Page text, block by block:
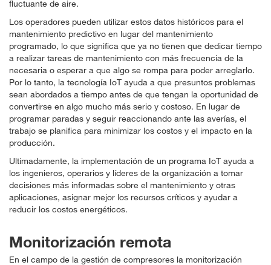
fluctuante de aire.
Los operadores pueden utilizar estos datos históricos para el
mantenimiento predictivo en lugar del mantenimiento
programado, lo que significa que ya no tienen que dedicar tiempo
a realizar tareas de mantenimiento con más frecuencia de la
necesaria o esperar a que algo se rompa para poder arreglarlo.
Por lo tanto, la tecnología IoT ayuda a que presuntos problemas
sean abordados a tiempo antes de que tengan la oportunidad de
convertirse en algo mucho más serio y costoso. En lugar de
programar paradas y seguir reaccionando ante las averías, el
trabajo se planifica para minimizar los costos y el impacto en la
producción.
Ultimadamente, la implementación de un programa IoT ayuda a
los ingenieros, operarios y líderes de la organización a tomar
decisiones más informadas sobre el mantenimiento y otras
aplicaciones, asignar mejor los recursos críticos y ayudar a
reducir los costos energéticos.
Monitorización remota
En el campo de la gestión de compresores la monitorización